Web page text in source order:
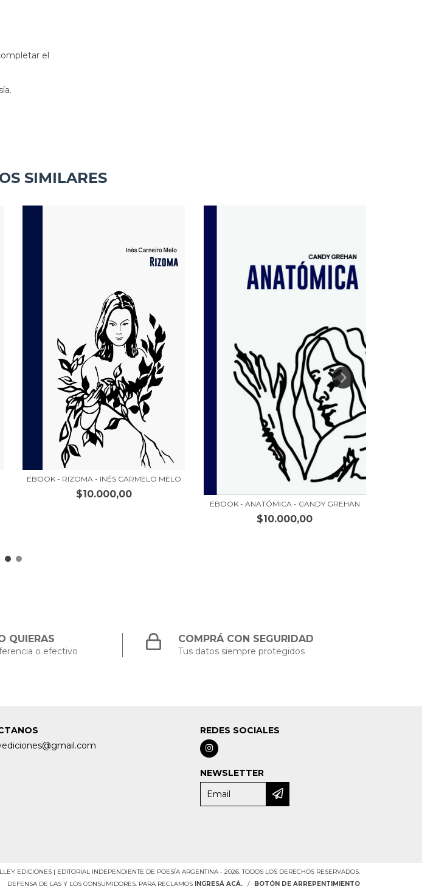
el
SIMILARES
EBOOK - RIZOMA - INÉS CARMELO MELO
$10.000,00
EBOOK - ANATÓMICA - CANDY GREHAN
$10.000,00
QUIERAS
o efectivo
COMPRÁ CON SEGURIDAD
Tus datos siempre protegidos
REDES SOCIALES
NEWSLETTER
EDICIONES | EDITORIAL INDEPENDIENTE DE POESÍA ARGENTINA - 2026. TODOS LOS DERECHOS RESERVADOS.
DEFENSA DE LAS Y LOS CONSUMIDORES. PARA RECLAMOS INGRESÁ ACÁ. / BOTÓN DE ARREPENTIMIENTO